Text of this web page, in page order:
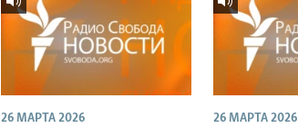
26 МАРТА 2026 26 МАРТА 2026